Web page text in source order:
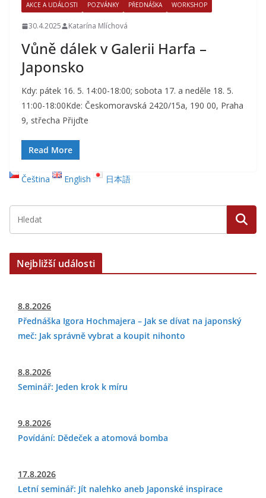
AKCE A UDÁLOSTI POZVÁNKY PŘEDNÁŠKA WORKSHOP
30.4.2025 Katarína Mlíchová
Vůně dálek v Galerii Harfa –
Japonsko
Kdy: pátek 16. 5. 14:00-18:00; sobota 17. a neděle 18. 5.
11:00-18:00Kde: Českomoravská 2420/15a, 190 00, Praha
9, střecha Přijďte
Read More
Čeština English 日本語
Nejbližší události
8.8.2026
Přednáška Igora Hochmajera – Jak se dívat na japonský
meč: Jak správně vybrat a koupit nihonto
8.8.2026
Seminář: Jeden krok k míru
9.8.2026
Povídání: Dědeček a atomová bomba
17.8.2026
Letní seminář: Jít nalehko aneb Japonské inspirace